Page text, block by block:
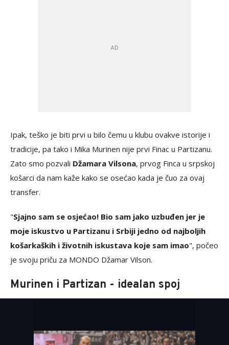
Ipak, teško je biti prvi u bilo čemu u klubu ovakve istorije i
tradicije, pa tako i Mika Murinen nije prvi Finac u Partizanu.
Zato smo pozvali Džamara Vilsona, prvog Finca u srpskoj
košarci da nam kaže kako se osećao kada je čuo za ovaj
transfer.
"Sjajno sam se osjećao! Bio sam jako uzbuđen jer je
moje iskustvo u Partizanu i Srbiji jedno od najboljih
košarkaških i životnih iskustava koje sam imao", počeo
je svoju priču za MONDO Džamar Vilson.
Murinen i Partizan - idealan spoj